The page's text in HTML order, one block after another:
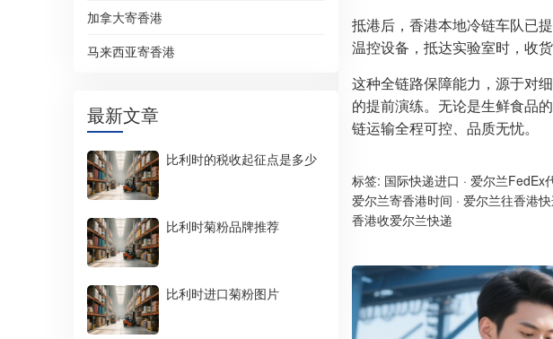
加拿大寄香港
马来西亚寄香港
最新文章
比利时的税收起征点是多少
比利时菊粉品牌推荐
比利时进口菊粉图片
抵港后，香港本地冷链车队已
温控设备，抵达实验室时，收
这种全链路保障能力，源于对
的提前演练。无论是生鲜食品
链运输全程可控、品质无忧。
标签: 国际快递进口 · 爱尔兰FedEx
爱尔兰寄香港时间 · 爱尔兰往香港
香港收爱尔兰快递 ​